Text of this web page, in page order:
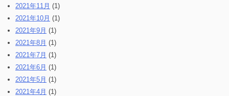
2021年11月 (1)
2021年10月 (1)
2021年9月 (1)
2021年8月 (1)
2021年7月 (1)
2021年6月 (1)
2021年5月 (1)
2021年4月 (1)